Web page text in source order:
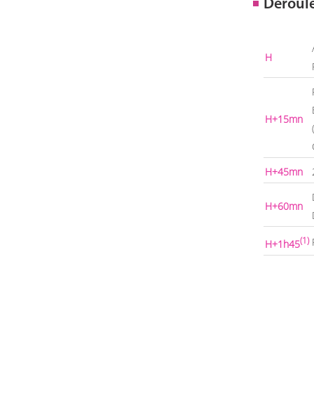
H
H+15mn
H+45mn
H+60mn
H+1h45(1)